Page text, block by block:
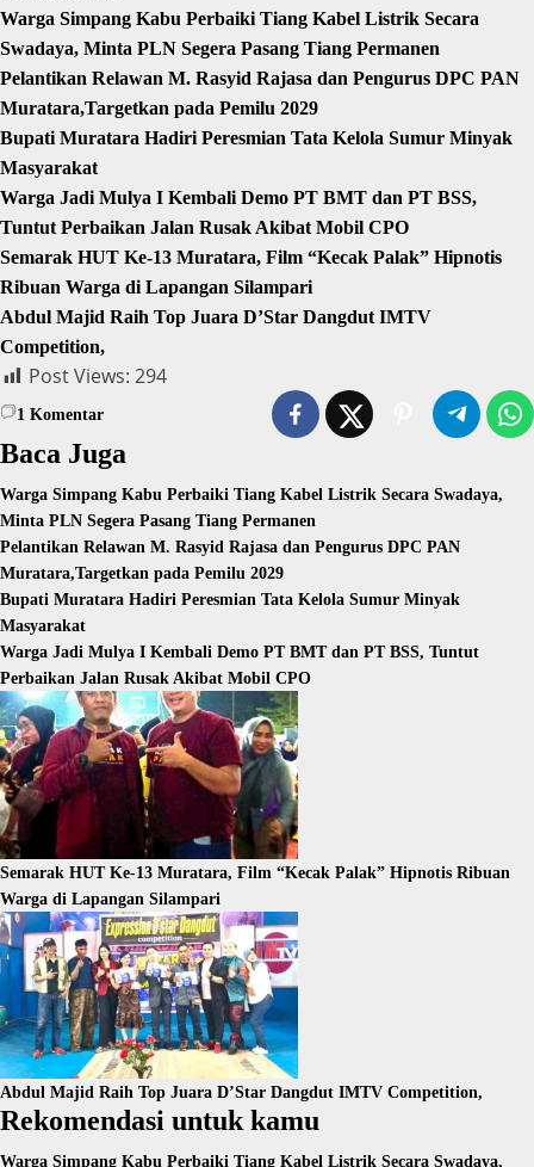
Warga Simpang Kabu Perbaiki Tiang Kabel Listrik Secara
Swadaya, Minta PLN Segera Pasang Tiang Permanen
Pelantikan Relawan M. Rasyid Rajasa dan Pengurus DPC PAN
Muratara,Targetkan pada Pemilu 2029
Bupati Muratara Hadiri Peresmian Tata Kelola Sumur Minyak
Masyarakat
Warga Jadi Mulya I Kembali Demo PT BMT dan PT BSS,
Tuntut Perbaikan Jalan Rusak Akibat Mobil CPO
Semarak HUT Ke-13 Muratara, Film “Kecak Palak” Hipnotis
Ribuan Warga di Lapangan Silampari
Abdul Majid Raih Top Juara D’Star Dangdut IMTV
Competition,
Post Views: 294
1 Komentar
Baca Juga
Warga Simpang Kabu Perbaiki Tiang Kabel Listrik Secara Swadaya,
Minta PLN Segera Pasang Tiang Permanen
Pelantikan Relawan M. Rasyid Rajasa dan Pengurus DPC PAN
Muratara,Targetkan pada Pemilu 2029
Bupati Muratara Hadiri Peresmian Tata Kelola Sumur Minyak
Masyarakat
Warga Jadi Mulya I Kembali Demo PT BMT dan PT BSS, Tuntut
Perbaikan Jalan Rusak Akibat Mobil CPO
Semarak HUT Ke-13 Muratara, Film “Kecak Palak” Hipnotis Ribuan
Warga di Lapangan Silampari
Abdul Majid Raih Top Juara D’Star Dangdut IMTV Competition,
Rekomendasi untuk kamu
Warga Simpang Kabu Perbaiki Tiang Kabel Listrik Secara Swadaya,